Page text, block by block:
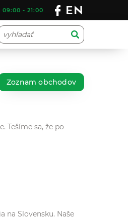
09:00 - 21:00 EN
Zoznam obchodov
Tešíme sa, že po
na Slovensku. Naše